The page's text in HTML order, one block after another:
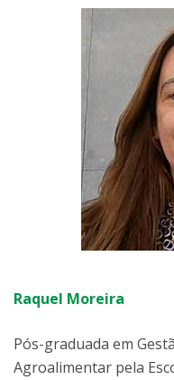
Raquel Moreira
Pós-graduada em
Agroalimentar pela